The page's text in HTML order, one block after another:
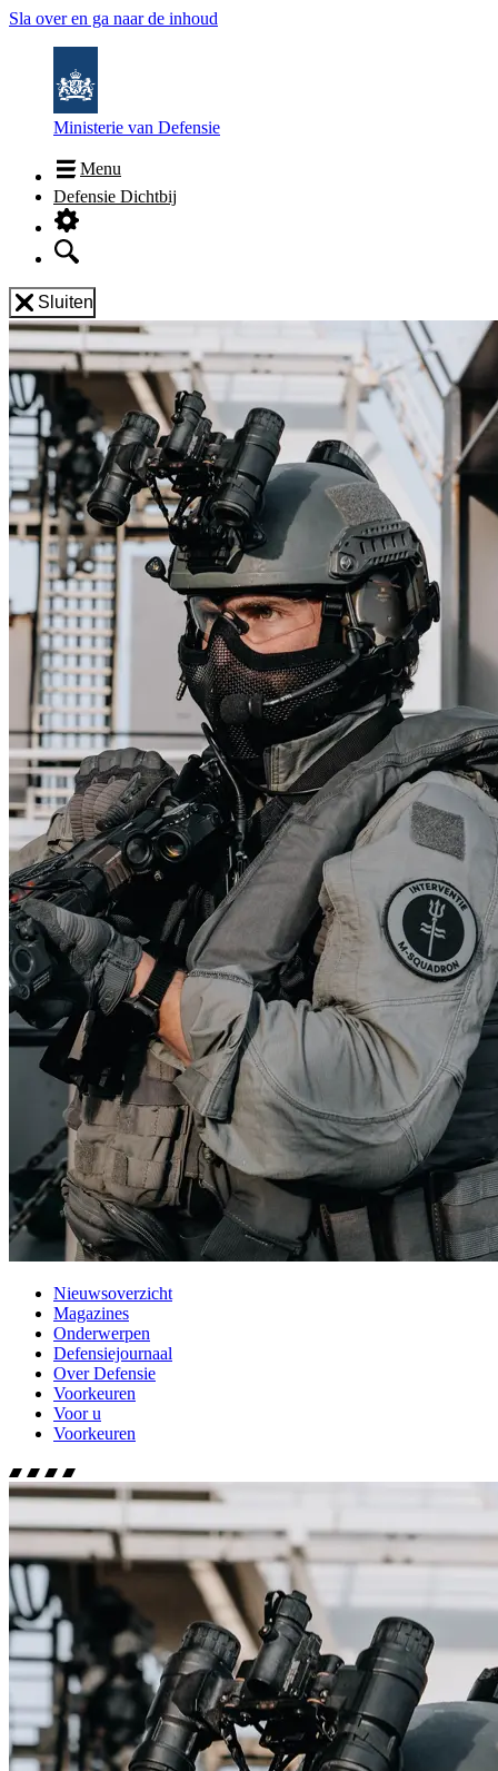
Sla over en ga naar de inhoud
Ministerie van Defensie
Menu
Defensie Dichtbij
Sluiten
Nieuwsoverzicht
Magazines
Onderwerpen
Defensiejournaal
Over Defensie
Voorkeuren
Voor u
Voorkeuren